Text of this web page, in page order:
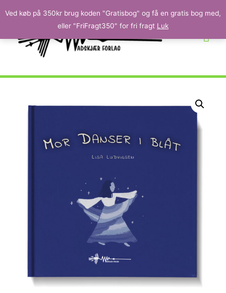
Ved køb på 350kr brug koden "Gratisbog" og få en gratis bog med,
eller "FriFragt350" for fri fragt Luk